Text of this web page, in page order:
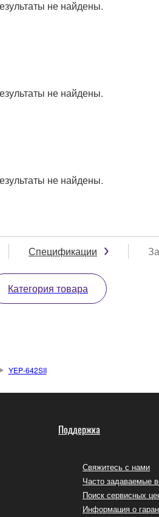
не найдены.
не найдены.
не найдены.
Спецификации
Категория товара
YEP-642SII
Поддержка
Свяжитесь с нами
Часто задаваемые
Поиск сервисных
Информация о